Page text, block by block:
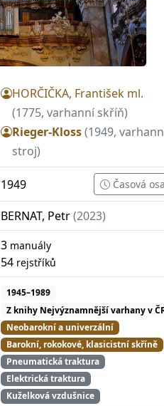
HORČIČKA, František ml.
(1775, varhanní skříň)
Rieger-Kloss(1949,
stroj)
1949 Časová
BERNAT, Petr(2023)
3 manuály
54 rejstříků
1945–1989
Z knihy Nejvýznamnější varhany v
Neobarokní a univerzální
Barokní, rokokové, klasicistní skříně
Pneumatická traktura
Elektrická traktura
Kuželková vzdušnice